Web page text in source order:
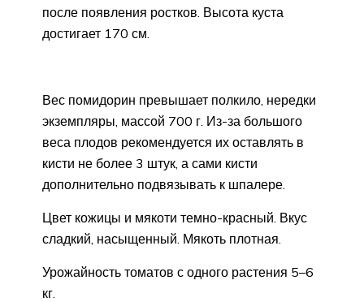
после появления ростков. Высота куста
достигает 170 см.
Вес помидорин превышает полкило, нередки
экземпляры, массой 700 г. Из-за большого
веса плодов рекомендуется их оставлять в
кисти не более 3 штук, а сами кисти
дополнительно подвязывать к шпалере.
Цвет кожицы и мякоти темно-красный. Вкус
сладкий, насыщенный. Мякоть плотная.
Урожайность томатов с одного растения 5–6
кг.